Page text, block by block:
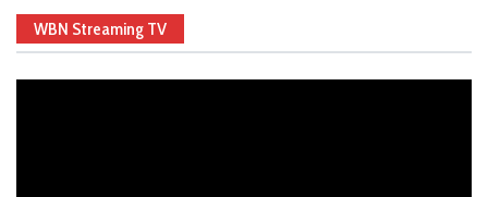
WBN Streaming TV